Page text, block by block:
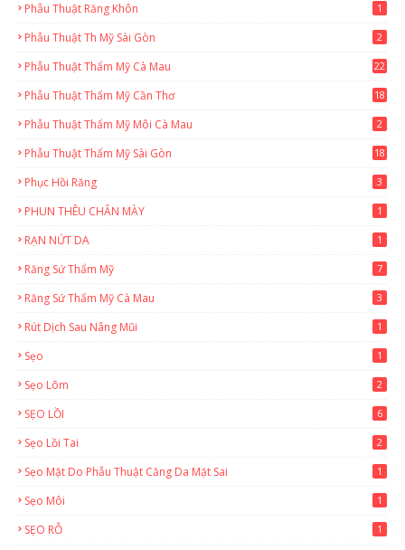
Phẫu Thuật Răng Khôn 1
Phẫu Thuật Th Mỹ Sài Gòn 2
Phẫu Thuật Thẩm Mỹ Cà Mau
22
Phẫu Thuật Thẩm Mỹ Cần Thơ
18
Phẫu Thuật Thẩm Mỹ Môi Cà Mau 2
Phẫu Thuật Thẩm Mỹ Sài Gòn
18
Phục Hồi Răng 3
PHUN THÊU CHÂN MÀY 1
RẠN NỨT DA 1
Răng Sứ Thẩm Mỹ 7
Răng Sứ Thẩm Mỹ Cà Mau 3
Rút Dịch Sau Nâng Mũi 1
Sẹo 1
Sẹo Lõm 2
SẸO LỒI 6
Sẹo Lồi Tai 2
Sẹo Mặt Do Phẫu Thuật Căng Da Mặt Sai 1
Sẹo Môi 1
SẸO RỖ 1